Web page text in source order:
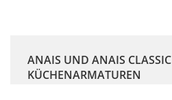
ANAIS UND ANAIS CLASSIC
KÜCHENARMATUREN